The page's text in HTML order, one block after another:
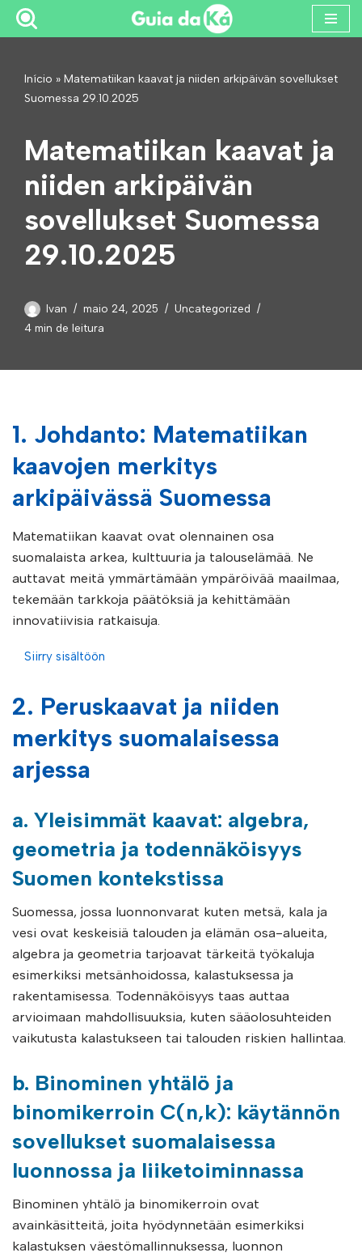
conteúdo
Início » Matematiikan kaavat ja niiden arkipäivän sovellukset
Suomessa 29.10.2025
Matematiikan kaavat ja
niiden arkipäivän
sovellukset Suomessa
29.10.2025
Ivan maio 24, 2025
Uncategorized
4 min de leitura
1. Johdanto: Matematiikan
kaavojen merkitys
arkipäivässä Suomessa
Matematiikan kaavat ovat olennainen osa
suomalaista arkea, kulttuuria ja talouselämää. Ne
auttavat meitä ymmärtämään ympäröivää maailmaa,
tekemään tarkkoja päätöksiä ja kehittämään
innovatiivisia ratkaisuja.
Siirry sisältöön
2. Peruskaavat ja niiden
merkitys suomalaisessa
arjessa
a. Yleisimmät kaavat: algebra,
geometria ja todennäköisyys
Suomen kontekstissa
Suomessa, jossa luonnonvarat kuten metsä, kala ja
vesi ovat keskeisiä talouden ja elämän osa-alueita,
algebra ja geometria tarjoavat tärkeitä työkaluja
esimerkiksi metsänhoidossa, kalastuksessa ja
rakentamisessa. Todennäköisyys taas auttaa
arvioimaan mahdollisuuksia, kuten sääolosuhteiden
vaikutusta kalastukseen tai talouden riskien hallintaa.
b. Binominen yhtälö ja
binomikerroin C(n,k): käytännön
sovellukset suomalaisessa
luonnossa ja liiketoiminnassa
Binominen yhtälö ja binomikerroin ovat
avainkäsitteitä, joita hyödynnetään esimerkiksi
kalastuksen väestömallinnuksessa, luonnon